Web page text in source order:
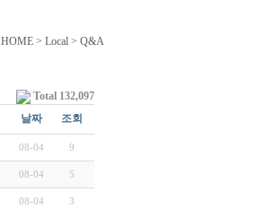
HOME > Local > Q&A
Total 132,097
날짜 조회
08-04 9
08-04 5
08-04 3